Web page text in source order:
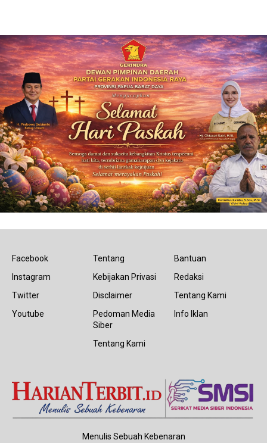
Facebook
Instagram
Twitter
Youtube
Tentang
Kebijakan Privasi
Disclaimer
Pedoman Media
Siber
Tentang Kami
Bantuan
Redaksi
Tentang Kami
Info Iklan
Menulis Sebuah Kebenaran